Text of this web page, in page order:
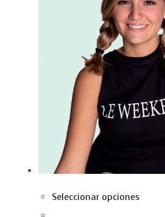
Seleccionar opciones